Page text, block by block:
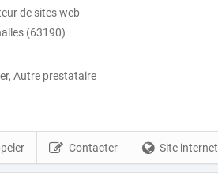
de sites web
(63190)
Autre prestataire
Site internet
Contacter